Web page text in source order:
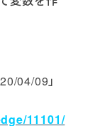
04/09」
11101/